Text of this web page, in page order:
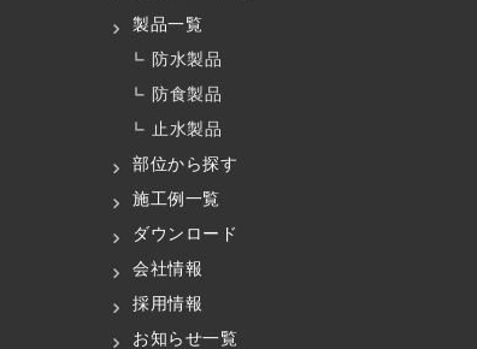
製品一覧
防水製品
防食製品
止水製品
部位から探す
施工例一覧
ダウンロード
会社情報
採用情報
お知らせ一覧